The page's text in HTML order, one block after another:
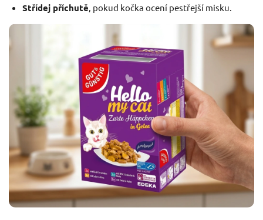
Střídej příchutě , pokud kočka ocení pestřejší misku.